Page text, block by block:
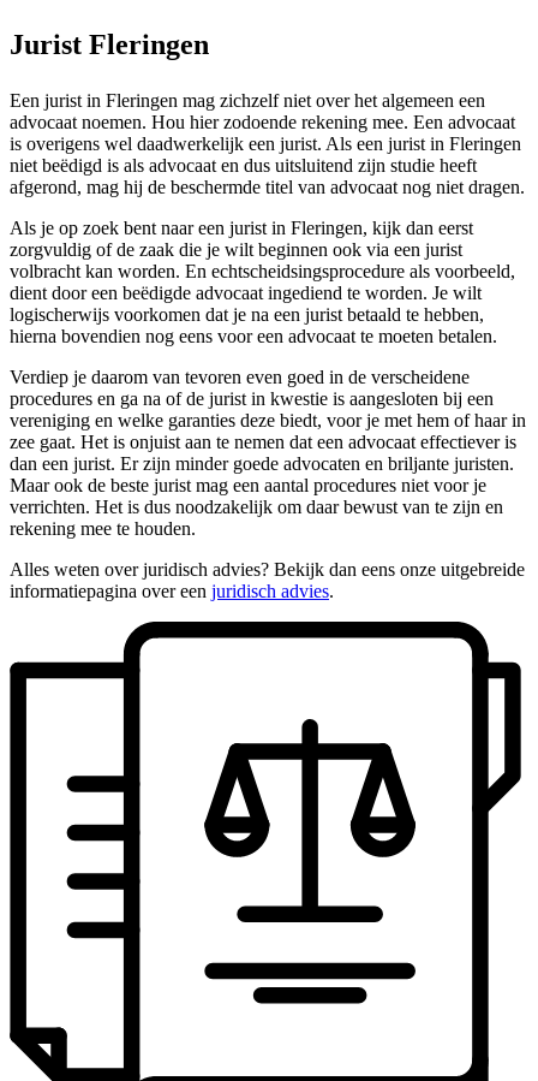
Jurist Fleringen
Een jurist in Fleringen mag zichzelf niet over het algemeen een
advocaat noemen. Hou hier zodoende rekening mee. Een advocaat
is overigens wel daadwerkelijk een jurist. Als een jurist in Fleringen
niet beëdigd is als advocaat en dus uitsluitend zijn studie heeft
afgerond, mag hij de beschermde titel van advocaat nog niet dragen.
Als je op zoek bent naar een jurist in Fleringen, kijk dan eerst
zorgvuldig of de zaak die je wilt beginnen ook via een jurist
volbracht kan worden. En echtscheidsingsprocedure als voorbeeld,
dient door een beëdigde advocaat ingediend te worden. Je wilt
logischerwijs voorkomen dat je na een jurist betaald te hebben,
hierna bovendien nog eens voor een advocaat te moeten betalen.
Verdiep je daarom van tevoren even goed in de verscheidene
procedures en ga na of de jurist in kwestie is aangesloten bij een
vereniging en welke garanties deze biedt, voor je met hem of haar in
zee gaat. Het is onjuist aan te nemen dat een advocaat effectiever is
dan een jurist. Er zijn minder goede advocaten en briljante juristen.
Maar ook de beste jurist mag een aantal procedures niet voor je
verrichten. Het is dus noodzakelijk om daar bewust van te zijn en
rekening mee te houden.
Alles weten over juridisch advies? Bekijk dan eens onze uitgebreide
informatiepagina over een juridisch advies.